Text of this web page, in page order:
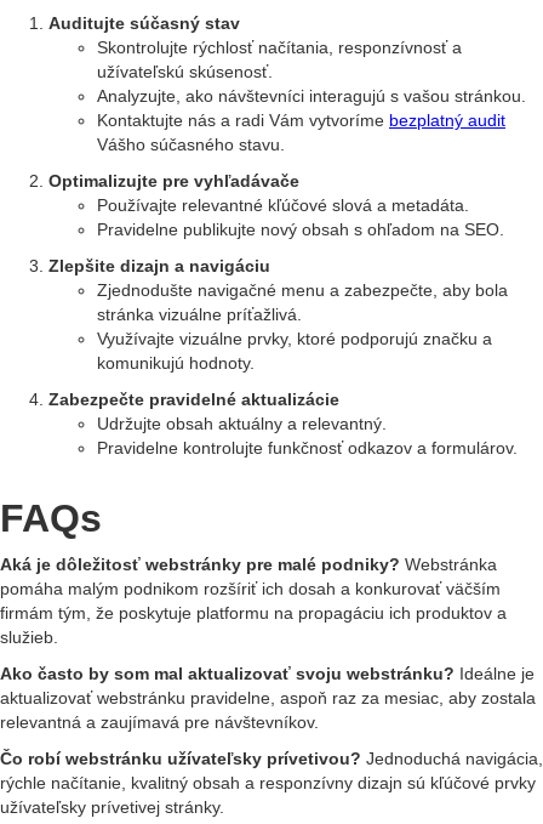
Auditujte súčasný stav
Skontrolujte rýchlosť načítania, responzívnosť a
užívateľskú skúsenosť.
Analyzujte, ako návštevníci interagujú s vašou stránkou.
Kontaktujte nás a radi Vám vytvoríme bezplatný audit
Vášho súčasného stavu.
Optimalizujte pre vyhľadávače
Používajte relevantné kľúčové slová a metadáta.
Pravidelne publikujte nový obsah s ohľadom na SEO.
Zlepšite dizajn a navigáciu
Zjednodušte navigačné menu a zabezpečte, aby bola
stránka vizuálne príťažlivá.
Využívajte vizuálne prvky, ktoré podporujú značku a
komunikujú hodnoty.
Zabezpečte pravidelné aktualizácie
Udržujte obsah aktuálny a relevantný.
Pravidelne kontrolujte funkčnosť odkazov a formulárov.
FAQs
Aká je dôležitosť webstránky pre malé podniky? Webstránka
pomáha malým podnikom rozšíriť ich dosah a konkurovať väčším
firmám tým, že poskytuje platformu na propagáciu ich produktov a
služieb.
Ako často by som mal aktualizovať svoju webstránku? Ideálne je
aktualizovať webstránku pravidelne, aspoň raz za mesiac, aby zostala
relevantná a zaujímavá pre návštevníkov.
Čo robí webstránku užívateľsky prívetivou? Jednoduchá navigácia,
rýchle načítanie, kvalitný obsah a responzívny dizajn sú kľúčové prvky
užívateľsky prívetivej stránky.